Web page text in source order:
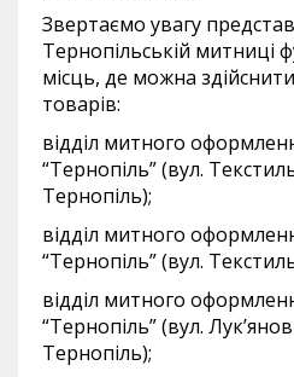
Звертаємо увагу
Тернопільській митниці
місць, де можна
товарів:
відділ митного
“Тернопіль” (вул.
Тернопіль);
відділ митного
“Тернопіль” (вул.
відділ митного
“Тернопіль” (вул.
Тернопіль);